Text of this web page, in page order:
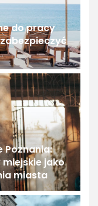
do pracy
Poznania:
jako
miasta